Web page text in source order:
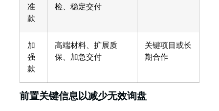
准
款
检、稳定交付
加
强
款
高端材料、扩展质
保、加急交付
关键项目或长
期合作
前置关键信息以减少无效询盘